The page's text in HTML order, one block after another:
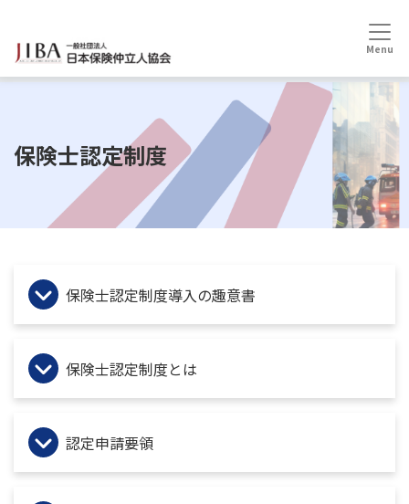
HOME 保険士認定制度
保険士認定制度
保険士認定制度導入の趣意書
保険士認定制度とは
認定申請要領